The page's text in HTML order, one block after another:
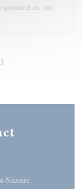
est très
3
Nazaire((ouvre une